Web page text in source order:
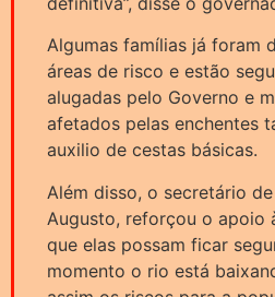
Algumas famílias já foram
áreas de risco e estão
alugadas pelo Governo e
afetados pelas enchentes
auxilio de cestas básicas.
Além disso, o secretário
Augusto, reforçou o apoio
que elas possam ficar
momento o rio está